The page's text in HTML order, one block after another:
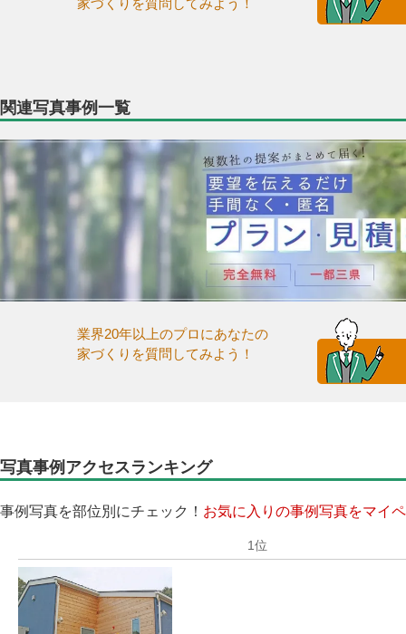
家づくりを質問してみよう！
関連写真事例一覧
業界20年以上のプロにあなたの
家づくりを質問してみよう！
写真事例アクセスランキング
事例写真を部位別にチェック！ お気に入りの事例写真をマイ